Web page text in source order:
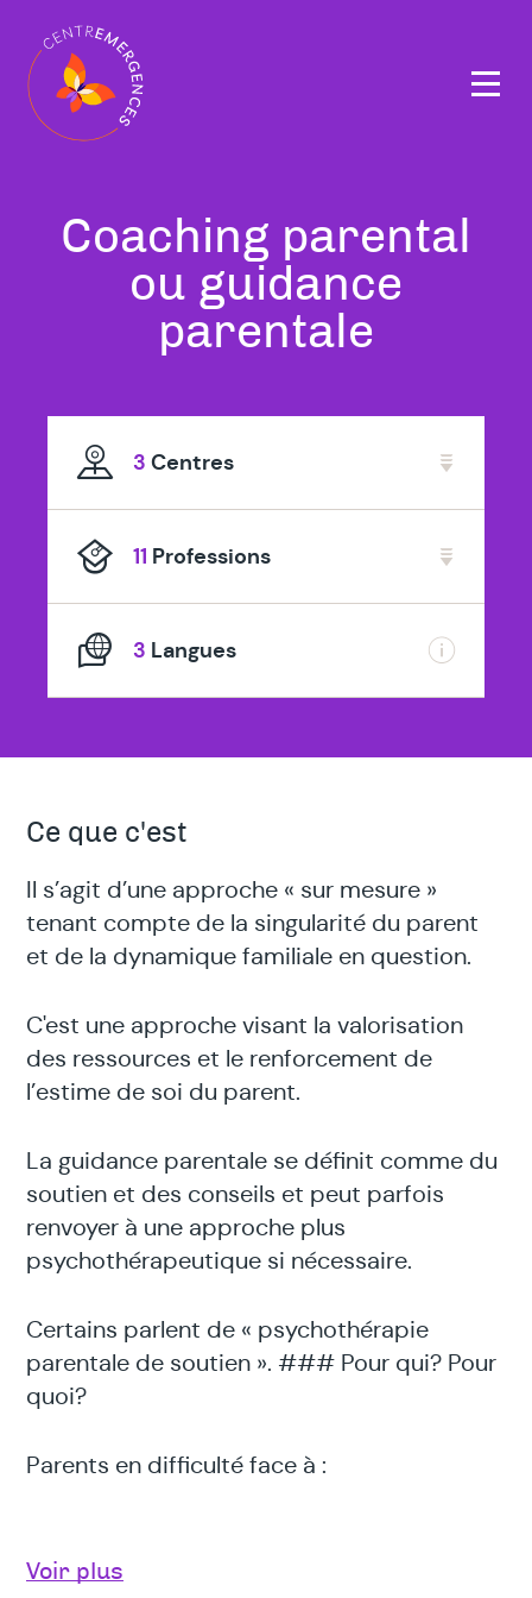
Tous
nos
thérapeutes
en
Coaching parental
ou guidance
parentale
3 Centres
11 Professions
3 Langues
Navigation
principale
Ce que c'est
Il s’agit d’une approche « sur mesure »
tenant compte de la singularité du parent
et de la dynamique familiale en question.
C'est une approche visant la valorisation
des ressources et le renforcement de
l’estime de soi du parent.
La guidance parentale se définit comme du
soutien et des conseils et peut parfois
renvoyer à une approche plus
psychothérapeutique si nécessaire.
Certains parlent de « psychothérapie
parentale de soutien ». ### Pour qui? Pour
quoi?
Parents en difficulté face à :
:agression d’un enfant, traumatisme,
Voir plus